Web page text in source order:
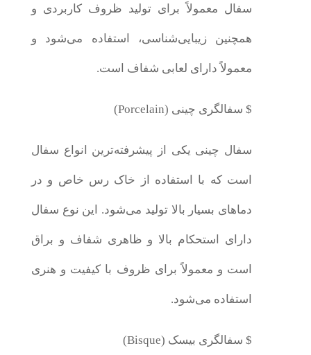
سفال معمولاً برای تولید ظروف کاربردی و
همچنین زیبایی‌شناسی، استفاده می‌شود و
معمولاً دارای لعابی شفاف است.
$ سفالگری چینی (Porcelain)
سفال چینی یکی از پیشرفته‌ترین انواع سفال
است که با استفاده از خاک رس خاص و در
دماهای بسیار بالا تولید می‌شود. این نوع سفال
دارای استحکام بالا و ظاهری شفاف و براق
است و معمولاً برای ظروف با کیفیت و هنری
استفاده می‌شود.
$ سفالگری بیسک (Bisque)